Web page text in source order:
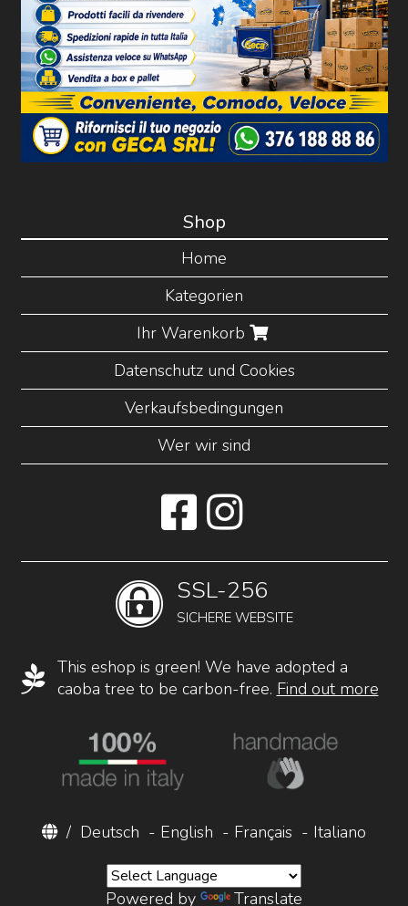
Shop
Home
Kategorien
Ihr Warenkorb
Datenschutz und Cookies
Verkaufsbedingungen
Wer wir sind
SSL-256
SICHERE WEBSITE
This eshop is green! We have adopted a
caoba tree to be carbon-free. Find out more
/ Deutsch - English - Français - Italiano
Powered by Translate